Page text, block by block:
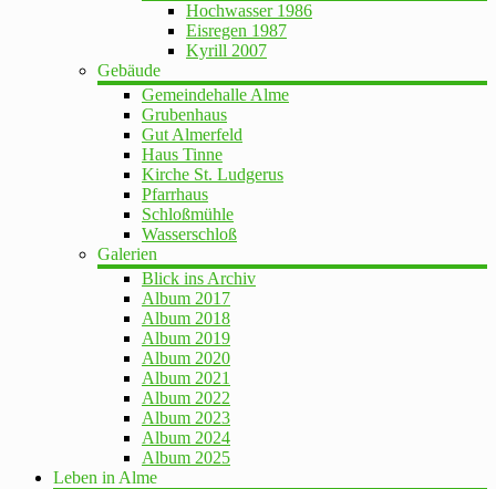
Hochwasser 1986
Eisregen 1987
Kyrill 2007
Gebäude
Gemeindehalle Alme
Grubenhaus
Gut Almerfeld
Haus Tinne
Kirche St. Ludgerus
Pfarrhaus
Schloßmühle
Wasserschloß
Galerien
Blick ins Archiv
Album 2017
Album 2018
Album 2019
Album 2020
Album 2021
Album 2022
Album 2023
Album 2024
Album 2025
Leben in Alme